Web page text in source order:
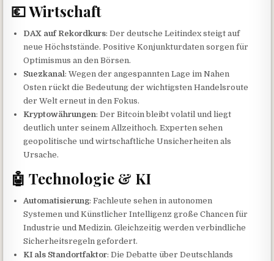
💶 Wirtschaft
DAX auf Rekordkurs: Der deutsche Leitindex steigt auf
neue Höchststände. Positive Konjunkturdaten sorgen für
Optimismus an den Börsen.
Suezkanal: Wegen der angespannten Lage im Nahen
Osten rückt die Bedeutung der wichtigsten Handelsroute
der Welt erneut in den Fokus.
Kryptowährungen: Der Bitcoin bleibt volatil und liegt
deutlich unter seinem Allzeithoch. Experten sehen
geopolitische und wirtschaftliche Unsicherheiten als
Ursache.
🤖 Technologie & KI
Automatisierung: Fachleute sehen in autonomen
Systemen und Künstlicher Intelligenz große Chancen für
Industrie und Medizin. Gleichzeitig werden verbindliche
Sicherheitsregeln gefordert.
KI als Standortfaktor: Die Debatte über Deutschlands